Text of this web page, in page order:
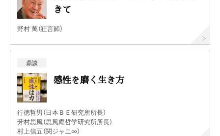
きて
野村 萬（狂言師）
鼎談
感性を磨く生き方
行徳哲男（日本ＢＥ研究所所長）
芳村思風（思風庵哲学研究所所長）
村上信五（関ジャニ∞）